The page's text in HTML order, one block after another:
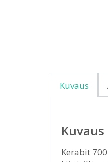
Kuvaus
Kuvaus
Kerabit